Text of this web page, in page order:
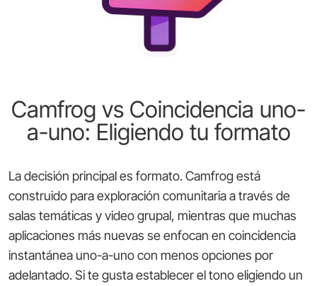
Camfrog vs Coincidencia uno-
a-uno: Eligiendo tu formato
La decisión principal es formato. Camfrog está
construido para exploración comunitaria a través de
salas temáticas y video grupal, mientras que muchas
aplicaciones más nuevas se enfocan en coincidencia
instantánea uno-a-uno con menos opciones por
adelantado. Si te gusta establecer el tono eligiendo un